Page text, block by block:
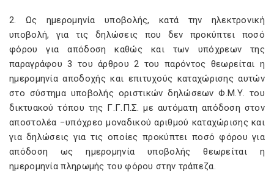
2. Ως ημερομηνία υποβολής, κατά την ηλεκτρονική
υποβολή, για τις δηλώσεις που δεν προκύπτει ποσό
φόρου για απόδοση καθώς και των υπόχρεων της
παραγράφου 3 του άρθρου 2 του παρόντος θεωρείται η
ημερομηνία αποδοχής και επιτυχούς καταχώρισης αυτών
στο σύστημα υποβολής οριστικών δηλώσεων Φ.Μ.Υ. του
δικτυακού τόπου της Γ.Γ.Π.Σ. με αυτόματη απόδοση στον
αποστολέα −υπόχρεο μοναδικού αριθμού καταχώρισης και
για δηλώσεις για τις οποίες προκύπτει ποσό φόρου για
απόδοση ως ημερομηνία υποβολής θεωρείται η
ημερομηνία πληρωμής του φόρου στην τράπεζα.